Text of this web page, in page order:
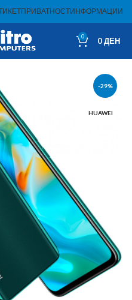
ПРИВАТНОСТИНФОРМАЦИИ
0 0ДЕН
-29%
HUAWEI